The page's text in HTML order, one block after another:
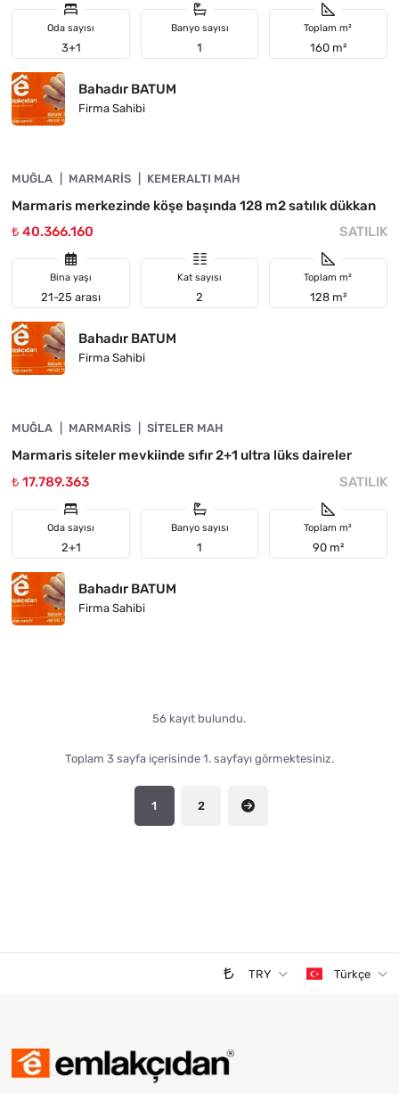
Oda sayısı
3+1
Banyo sayısı
1
Toplam m²
160 m²
Bahadır BATUM
Firma Sahibi
YATIRIMA UYGUN
MUĞLA MARMARIS KEMERALTI MAH
Marmaris merkezinde köşe başında 128 m2 satılık dükkan
₺ 40.366.160
SATILIK
Bina yaşı
21-25 arası
Kat sayısı
2
Toplam m²
128 m²
Bahadır BATUM
Firma Sahibi
YATIRIMA UYGUN
MUĞLA MARMARIS SITELER MAH
Marmaris siteler mevkiinde sıfır 2+1 ultra lüks daireler
₺ 17.789.363
SATILIK
Oda sayısı
2+1
Banyo sayısı
1
Toplam m²
90 m²
Bahadır BATUM
Firma Sahibi
56 kayıt bulundu.
Toplam 3 sayfa içerisinde 1. sayfayı görmektesiniz.
1 2
TRY Türkçe